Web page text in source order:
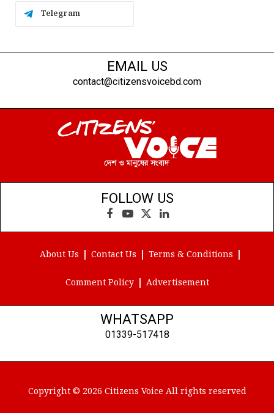
Telegram
EMAIL US
contact@citizensvoicebd.com
FOLLOW US
Facebook
YouTube
X
(Twitter)
LinkedIn
About Us Contact Us Terms & Conditions
Comment Policy Advertisement
WHATSAPP
01339-517418
Copyright © 2026 Citizens Voice All rights reserved